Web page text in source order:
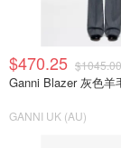
$470.25 $1045.00
Ganni Blazer 灰色羊
GANNI UK (AU)